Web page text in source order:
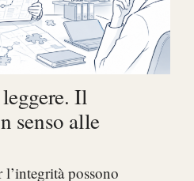
Il
senso alle
l’integrità possono